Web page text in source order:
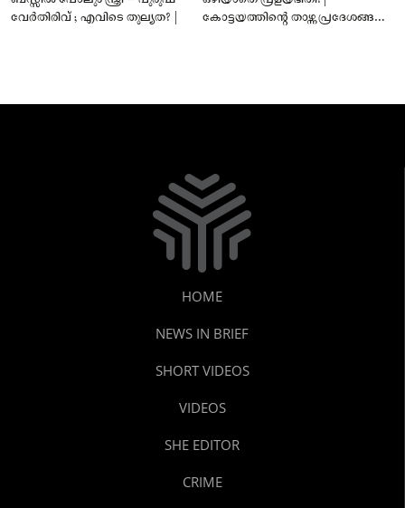
വേർതിരിവ് ; എവിടെ തുല്യത? |
കോട്ടയത്തിന്റെ താഴ്ന്ന പ്രദേശങ്ങൾ
HOME
NEWS IN BRIEF
SHORT VIDEOS
VIDEOS
SHE EDITOR
CRIME